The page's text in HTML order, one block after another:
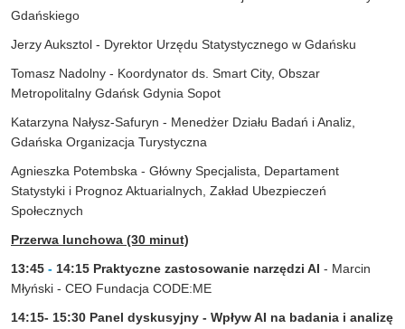
Gdańskiego
Jerzy Auksztol - Dyrektor Urzędu Statystycznego w Gdańsku
Tomasz Nadolny - Koordynator ds. Smart City, Obszar
Metropolitalny Gdańsk Gdynia Sopot
Katarzyna Nałysz-Safuryn - Menedżer Działu Badań i Analiz,
Gdańska Organizacja Turystyczna
Agnieszka Potembska - Główny Specjalista, Departament
Statystyki i Prognoz Aktuarialnych, Zakład Ubezpieczeń
Społecznych
Przerwa lunchowa (30 minut)
13:45 - 14:15 Praktyczne zastosowanie narzędzi AI - Marcin
Młyński - CEO Fundacja CODE:ME
14:15- 15:30 Panel dyskusyjny - Wpływ AI na badania i analizę